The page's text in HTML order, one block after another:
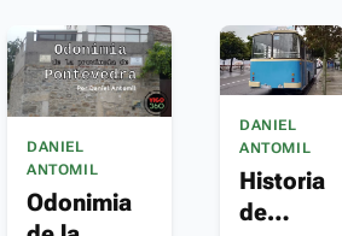
DANIEL
ANTOMIL
Odonimia
DANIEL
ANTOMIL
Historia
de